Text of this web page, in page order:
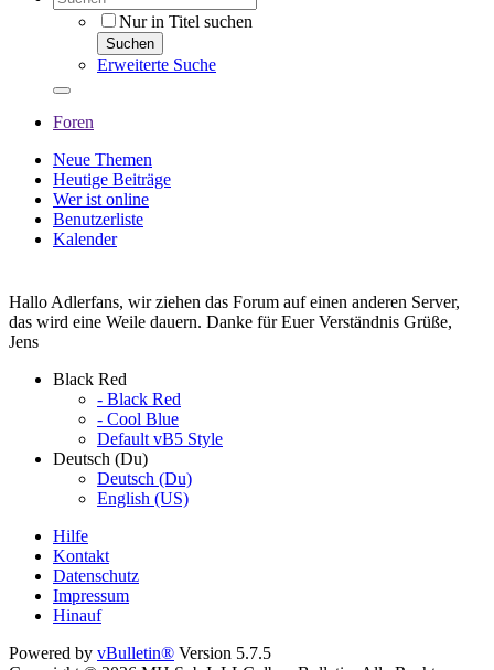
Nur in Titel suchen
Suchen
Erweiterte Suche
Foren
Neue Themen
Heutige Beiträge
Wer ist online
Benutzerliste
Kalender
Hallo Adlerfans, wir ziehen das Forum auf einen anderen Server,
das wird eine Weile dauern. Danke für Euer Verständnis Grüße,
Jens
Black Red
- Black Red
- Cool Blue
Default vB5 Style
Deutsch (Du)
Deutsch (Du)
English (US)
Hilfe
Kontakt
Datenschutz
Impressum
Hinauf
Powered by vBulletin® Version 5.7.5